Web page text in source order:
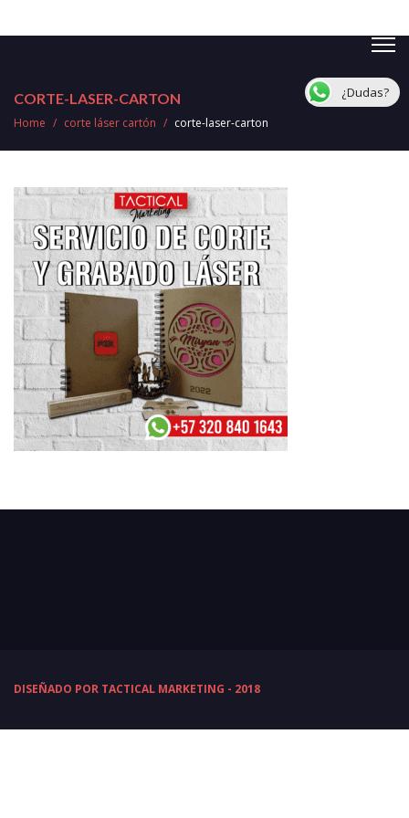
CORTE-LASER-CARTON
Home / corte láser cartón / corte-laser-carton
DISEÑADO POR TACTICAL MARKETING - 2018
¿Dudas?